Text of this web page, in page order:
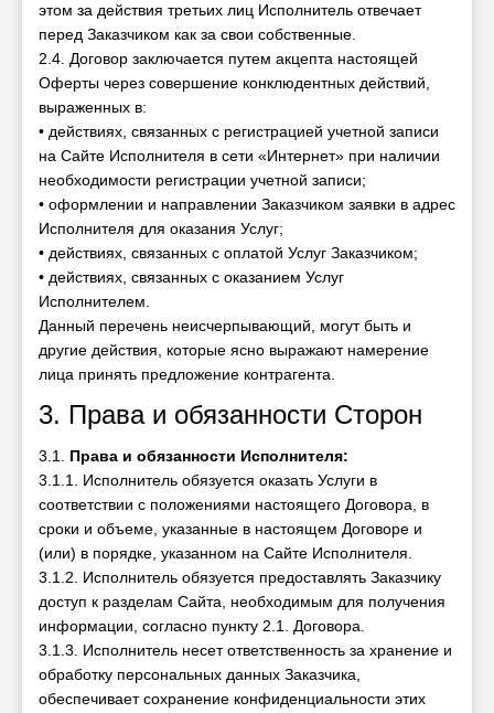
этом за действия третьих лиц Исполнитель отвечает
перед Заказчиком как за свои собственные.
2.4. Договор заключается путем акцепта настоящей
Оферты через совершение конклюдентных действий,
выраженных в:
• действиях, связанных с регистрацией учетной записи
на Сайте Исполнителя в сети «Интернет» при наличии
необходимости регистрации учетной записи;
• оформлении и направлении Заказчиком заявки в адрес
Исполнителя для оказания Услуг;
• действиях, связанных с оплатой Услуг Заказчиком;
• действиях, связанных с оказанием Услуг
Исполнителем.
Данный перечень неисчерпывающий, могут быть и
другие действия, которые ясно выражают намерение
лица принять предложение контрагента.
3. Права и обязанности Сторон
3.1. Права и обязанности Исполнителя:
3.1.1. Исполнитель обязуется оказать Услуги в
соответствии с положениями настоящего Договора, в
сроки и объеме, указанные в настоящем Договоре и
(или) в порядке, указанном на Сайте Исполнителя.
3.1.2. Исполнитель обязуется предоставлять Заказчику
доступ к разделам Сайта, необходимым для получения
информации, согласно пункту 2.1. Договора.
3.1.3. Исполнитель несет ответственность за хранение и
обработку персональных данных Заказчика,
обеспечивает сохранение конфиденциальности этих